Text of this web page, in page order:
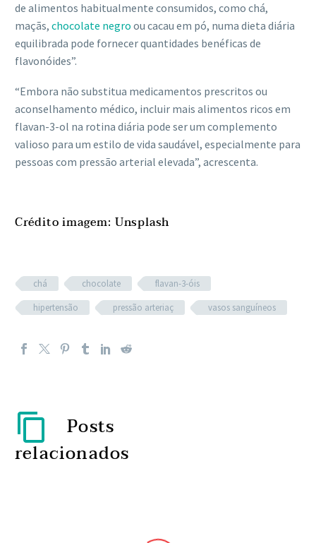
de alimentos habitualmente consumidos, como chá,
maçãs, chocolate negro ou cacau em pó, numa dieta diária
equilibrada pode fornecer quantidades benéficas de
flavonóides”.
“Embora não substitua medicamentos prescritos ou
aconselhamento médico, incluir mais alimentos ricos em
flavan-3-ol na rotina diária pode ser um complemento
valioso para um estilo de vida saudável, especialmente para
pessoas com pressão arterial elevada”, acrescenta.
Crédito imagem: Unsplash
chá chocolate
flavan-3-óis
hipertensão
pressão arteriaç vasos sanguíneos
Posts
relacionados